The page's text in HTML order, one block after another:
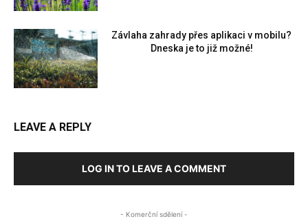
Závlaha zahrady přes aplikaci v mobilu?
Dneska je to již možné!
LEAVE A REPLY
LOG IN TO LEAVE A COMMENT
- Komerční sdělení -